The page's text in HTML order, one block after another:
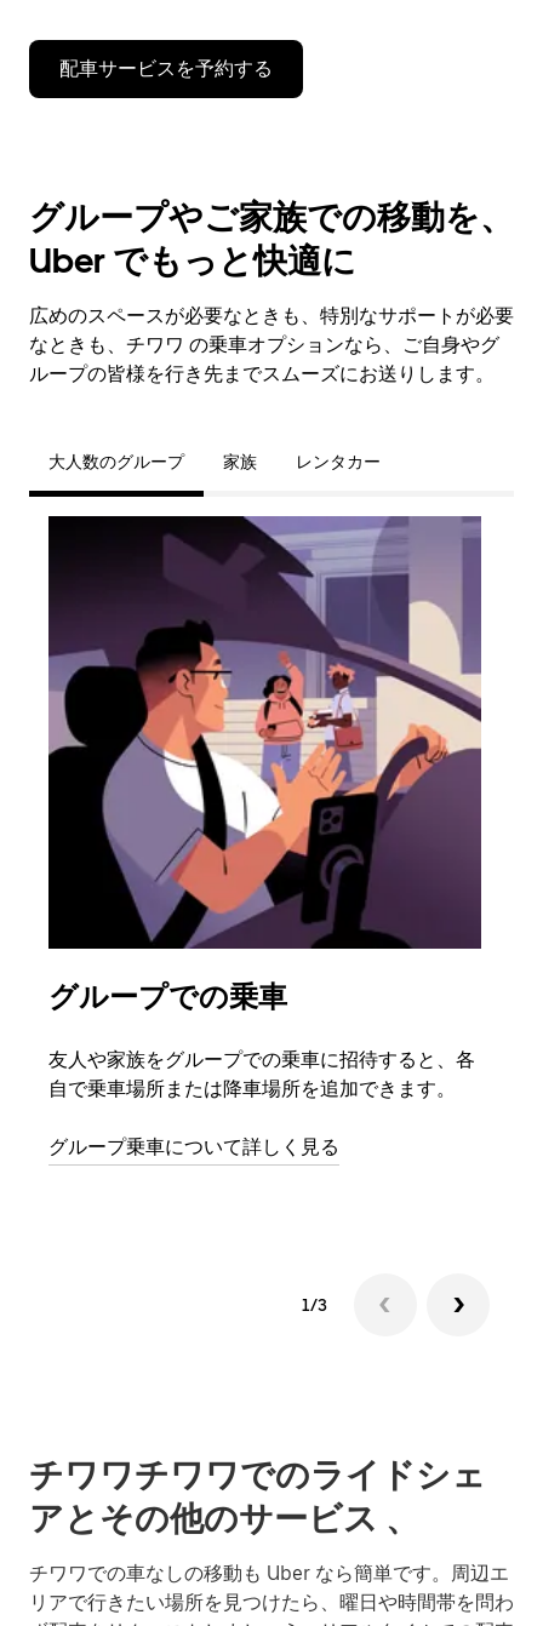
配車サービスを予約する
グループやご家族での移動を、
Uber でもっと快適に
広めのスペースが必要なときも、特別なサポートが必要
なときも、チワワ の乗車オプションなら、ご自身やグ
ループの皆様を行き先までスムーズにお送りします。
大人数のグループ 家族 レンタカー
グループでの乗車
友人や家族をグループでの乗車に招待すると、各
自で乗車場所または降車場所を追加できます。
グループ乗車について詳しく見る
1/3
チワワチワワでのライドシェ
アとその他のサービス 、
チワワでの車なしの移動も Uber なら簡単です。周辺エ
リアで行きたい場所を見つけたら、曜日や時間帯を問わ